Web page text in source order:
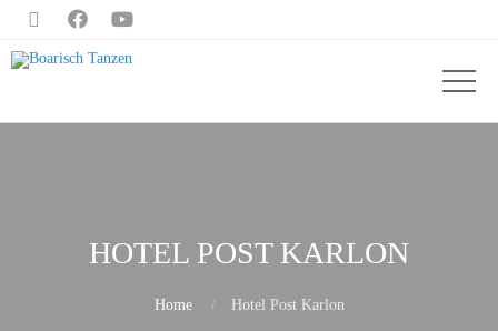
  
HOTEL POST KARLON
Home Hotel Post Karlon